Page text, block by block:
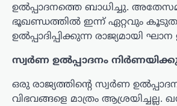
ഉൽപ്പാദനത്തെ ബാധിച്ചു.
ഭൂഖണ്ഡത്തിൽ ഇന്ന് ഏറ്റവും
ഉൽപ്പാദിപ്പിക്കുന്ന രാജ്യമായി ഘാന
സ്വർണ ഉൽപ്പാദനം
ഒരു രാജ്യത്തിന്റെ സ്വർണ
വിഭവങ്ങളെ മാത്രം ആശ്രയിച്ചല്ല.